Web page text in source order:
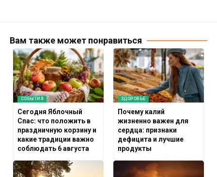
Вам также может понравиться
СОБЫТИЯ
Сегодня Яблочный
Спас: что положить в
праздничную корзину и
какие традиции важно
соблюдать 6 августа
ЗДОРОВЬЕ
Почему калий
жизненно важен для
сердца: признаки
дефицита и лучшие
продукты